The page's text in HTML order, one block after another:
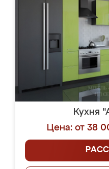
Кухня
Цена: от 38